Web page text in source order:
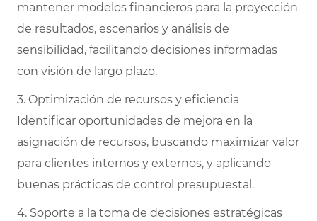
mantener modelos financieros para la proyección
de resultados, escenarios y análisis de
sensibilidad, facilitando decisiones informadas
con visión de largo plazo.
3. Optimización de recursos y eficiencia
Identificar oportunidades de mejora en la
asignación de recursos, buscando maximizar valor
para clientes internos y externos, y aplicando
buenas prácticas de control presupuestal.
4. Soporte a la toma de decisiones estratégicas